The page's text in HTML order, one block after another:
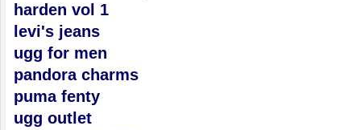
harden vol 1
levi's jeans
ugg for men
pandora charms
puma fenty
ugg outlet